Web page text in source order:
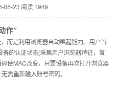
05-23 阅读 1949
作”
而是利用浏览器自动唤起能力。用户首
的认证状态(采集用户浏览器特征，首
使MAC改变，只要设备再次打开浏览器
需重新输入账号密码。